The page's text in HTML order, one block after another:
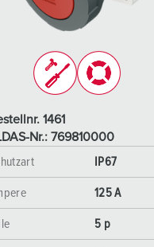
1461
Nr.: 769810000
IP67
125 A
5 p